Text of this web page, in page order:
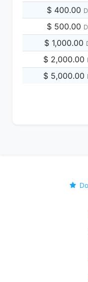
$ 400.00
$ 500.00
$ 1,000.00
$ 2,000.00
$ 5,000.00